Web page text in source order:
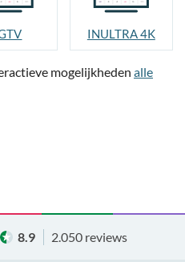
INULTRA 4K
mogelijkheden alle
8.9 2.050 reviews